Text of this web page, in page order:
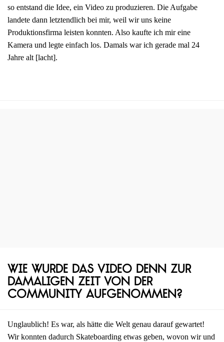
so entstand die Idee, ein Video zu produzieren. Die Aufgabe
landete dann letztendlich bei mir, weil wir uns keine
Produktionsfirma leisten konnten. Also kaufte ich mir eine
Kamera und legte einfach los. Damals war ich gerade mal 24
Jahre alt [lacht].
Wie wurde das Video denn zur
damaligen Zeit von der
Community aufgenommen?
Unglaublich! Es war, als hätte die Welt genau darauf gewartet!
Wir konnten dadurch Skateboarding etwas geben, wovon wir und